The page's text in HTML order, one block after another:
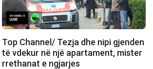
Top Channel/ Tezja dhe nipi gjenden
të vdekur në një apartament, mister
rrethanat e ngjarjes